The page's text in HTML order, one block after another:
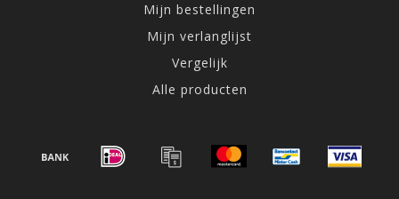
Mijn bestellingen
Mijn verlanglijst
Vergelijk
Alle producten